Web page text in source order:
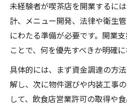
未経験者が喫茶店を開業するに
計、メニュー開発、法律や衛生
にわたる準備が必要です。開業
ことで、何を優先すべきか明確に
具体的には、まず資金調達の方
解し、次に物件選びや内装工事
して、飲食店営業許可の取得や